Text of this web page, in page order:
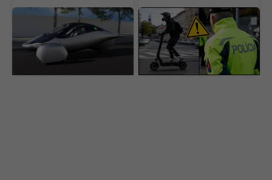
Na tento solárny
elektromobil čaká 50-
tisíc ľudí. Po rokoch
sľubov ide konečne do
výroby
Veľká zmena pre
elektrokolobežkárov.
Tieto modely už nebudú
môcť na cesty, hrozí
pokuta 300 eur